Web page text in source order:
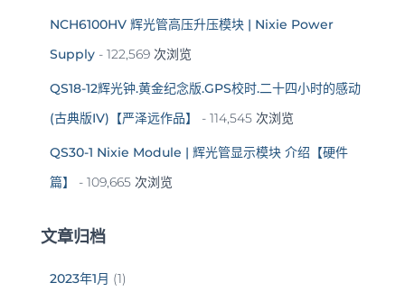
NCH6100HV 辉光管高压升压模块 | Nixie Power
Supply - 122,569 次浏览
QS18-12辉光钟.黄金纪念版.GPS校时.二十四小时的感动
(古典版IV)【严泽远作品】
- 114,545 次浏览
QS30-1 Nixie Module | 辉光管显示模块 介绍【硬件
篇】
- 109,665 次浏览
文章归档
2023年1月 (1)